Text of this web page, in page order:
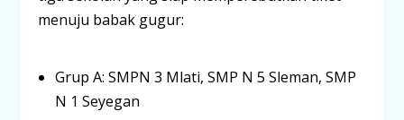
menuju babak gugur:
Grup A: SMPN 3 Mlati, SMP N 5 Sleman, SMP
N 1 Seyegan